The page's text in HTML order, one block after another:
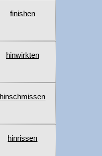
finishen
hinwirkten
hinschmissen
hinrissen